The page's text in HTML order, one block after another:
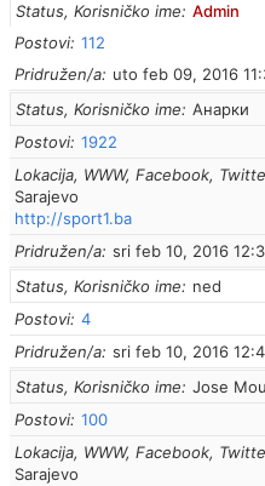
Status, Korisničko ime
Admin
Postovi 112
Pridružen/a
uto feb 09, 2016
Status, Korisničko ime
Анарки
Postovi 1922
Lokacija, WWW, Facebook,
Sarajevo
http://sport1.ba
Pridružen/a sri feb 10, 2016
Status, Korisničko ime
ned
Postovi 4
Pridružen/a sri feb 10, 2016
Status, Korisničko ime
Jose
Postovi 100
Lokacija, WWW, Facebook,
Sarajevo